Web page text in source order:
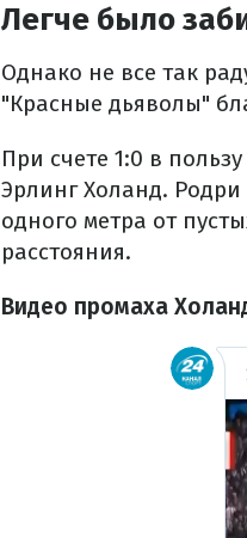
Легче было
Однако не все так
"Красные дьяволы"
При счете 1:0 в
Эрлинг Холанд.
одного метра от
расстояния.
Видео промаха